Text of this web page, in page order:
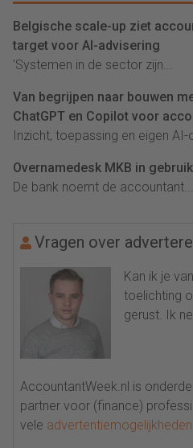
Belgische scale-up ziet
target voor AI-advisering
'Systemen in de sector zijn...
Van begrijpen naar bouwen
ChatGPT en Copilot voor
Inzicht, toepassing en eigen
Overnamedesk MKB in
De bank noemt de accountant...
Vragen over
Kan ik je
toelichting
gerust. Ik
AccountantWeek.nl is
partner voor (finance)
vele advertentiemogelijkheden